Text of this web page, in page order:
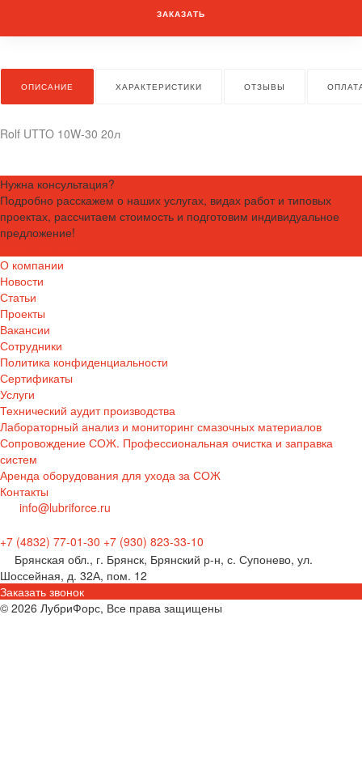
ЗАКАЗАТЬ
ОПИСАНИЕ ХАРАКТЕРИСТИКИ ОТЗЫВЫ
Rolf UTTO 10W-30 20л
Нужна консультация?
Подробно расскажем о наших услугах, видах работ и типовых
проектах, рассчитаем стоимость и подготовим индивидуальное
предложение!
О компании
Новости
Статьи
Проекты
Вакансии
Сотрудники
Политика конфиденциальности
Сертификаты
Услуги
Технический аудит производства
Лабораторный анализ и мониторинг смазочных материалов
Сопровождение СОЖ. Профессиональная очистка и заправка
систем
Аренда оборудования для ухода за СОЖ
Контакты
info@lubriforce.ru
+7 (4832) 77-01-30 +7 (930) 823-33-10
Брянская обл., г. Брянск, Брянский р-н, с. Супонево, ул.
Шоссейная, д. 32А, пом. 12
Заказать звонок
© 2026 ЛубриФорс, Все права защищены